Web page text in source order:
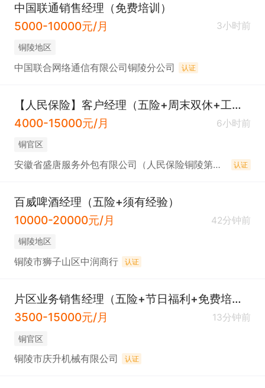
中国联通销售经理（免费培训）
5000-10000元/月
3小时前
铜陵地区
中国联合网络通信有限公司铜陵分公司 认证
【人民保险】客户经理（五险+周末双休+工作餐）
4000-15000元/月
6小时前
铜官区
安徽省盛唐服务外包有限公司（人民保险铜陵第一支公司） 认证
百威啤酒经理（五险+须有经验）
10000-20000元/月
42分钟前
铜陵地区
铜陵市狮子山区中润商行 认证
片区业务销售经理（五险+节日福利+免费培训）
3500-15000元/月
13分钟前
铜官区
铜陵市庆升机械有限公司 认证